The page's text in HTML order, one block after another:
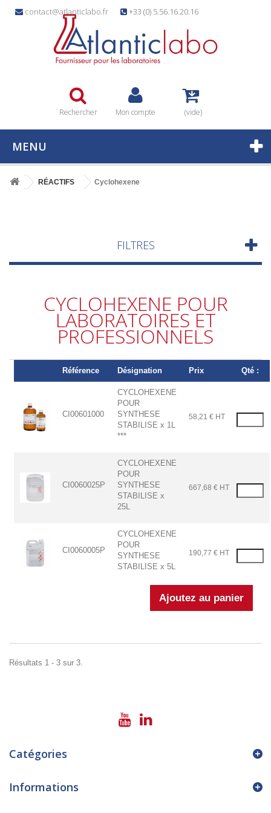
contact@atlanticlabo.fr +33 (0) 5.56.16.20.16
Rechercher Mon compte (vide)
MENU
RÉACTIFS Cyclohexene
FILTRES
CYCLOHEXENE POUR
LABORATOIRES ET
PROFESSIONNELS
Référence Désignation Prix Qté :
CI00601000
CYCLOHEXENE
POUR
SYNTHESE
STABILISE x 1L
***
58,21 € HT
CI0060025P
CYCLOHEXENE
POUR
SYNTHESE
STABILISE x
25L
667,68 € HT
CI0060005P
CYCLOHEXENE
POUR
SYNTHESE
STABILISE x 5L
190,77 € HT
Résultats 1 - 3 sur 3.
Catégories
Informations